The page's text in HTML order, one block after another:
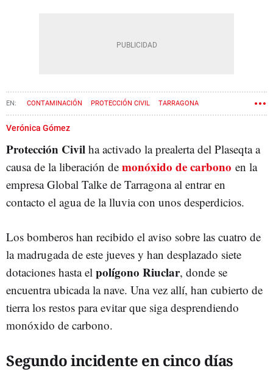
CONTAMINACIÓN PROTECCIÓN CIVIL TARRAGONA
Verónica Gómez
Protección Civil ha activado la prealerta del Plaseqta a
causa de la liberación de monóxido de carbono en la
empresa Global Talke de Tarragona al entrar en
contacto el agua de la lluvia con unos desperdicios.
Los bomberos han recibido el aviso sobre las cuatro de
la madrugada de este jueves y han desplazado siete
dotaciones hasta el polígono Riuclar, donde se
encuentra ubicada la nave. Una vez allí, han cubierto de
tierra los restos para evitar que siga desprendiendo
monóxido de carbono.
Segundo incidente en cinco días